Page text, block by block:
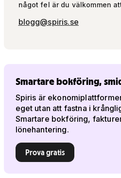
något fel är du välkommen
blogg@spiris.se
Smartare bokföring,
Spiris är
eget utan att fastna i
Smartare bokföring,
lönehantering.
Prova gratis